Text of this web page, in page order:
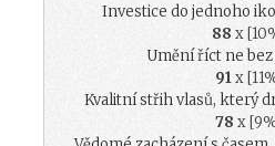
Investice do jednoho
88 x
Umění říct ne
91x
Kvalitní střih vlasů, který
78 x